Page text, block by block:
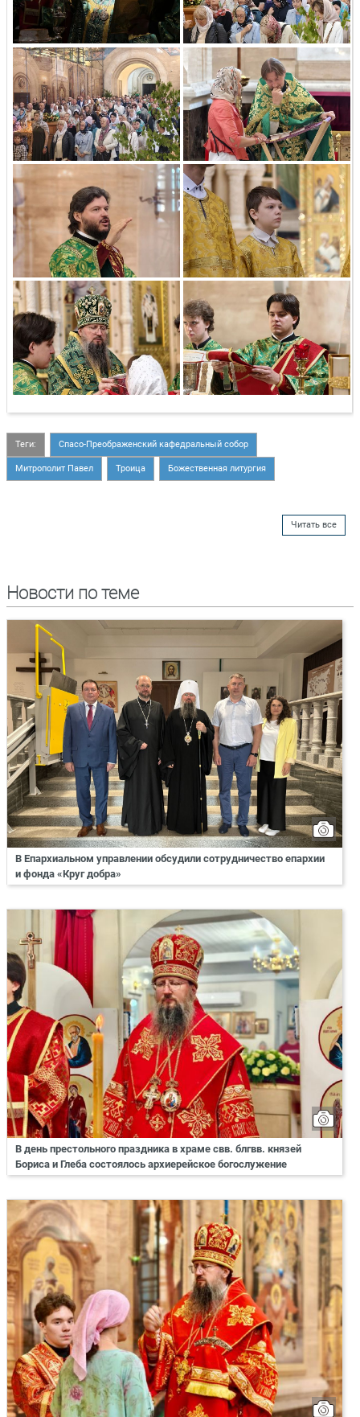
Теги: Спасо-Преображенский кафедральный собор
Митрополит Павел Троица Божественная литургия
Читать все
Новости по теме
В Епархиальном управлении обсудили сотрудничество епархии
и фонда «Круг добра»
В день престольного праздника в храме свв. блгвв. князей
Бориса и Глеба состоялось архиерейское богослужение